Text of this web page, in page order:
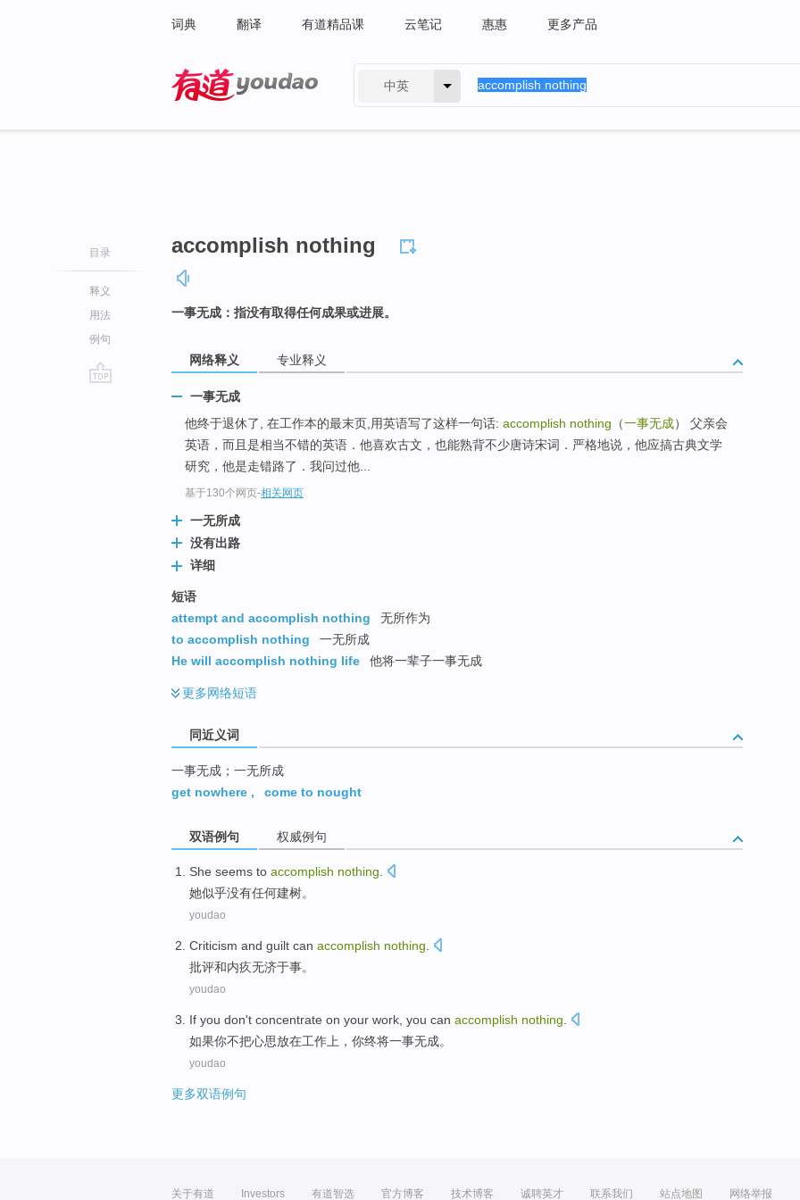
词典 翻译 有道精品课 云笔记 惠惠 更多产品
中英
目录
释义
用法
例句
accomplish nothing
一事无成：指没有取得任何成果或进展。
网络释义 专业释义
一事无成
他终于退休了, 在工作本的最末页,用英语写了这样一句话: accomplish nothing （一事无成） 父亲会
英语，而且是相当不错的英语．他喜欢古文，也能熟背不少唐诗宋词．严格地说，他应搞古典文学
研究，他是走错路了．我问过他...
基于130个网页-相关网页
一无所成
没有出路
详细
短语
attempt and accomplish nothing
无所作为
to accomplish nothing
一无所成
He will accomplish nothing life
他将一辈子一事无成
更多网络短语
同近义词
一事无成；一无所成
get nowhere , come to nought
双语例句 权威例句
She seems to accomplish nothing.
她似乎没有任何建树。
youdao
Criticism and guilt can accomplish nothing
批评和内疚无济于事。
youdao
If you don't concentrate on your work you can accomplish nothing
如果你不把心思放在工作 上，你终将一事无成。
youdao
更多双语例句
关于有道 Investors 有道智选 官方博客 技术博客 诚聘英才 联系我们 站点地图 网络举报